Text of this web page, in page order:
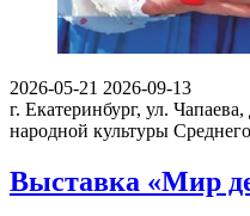
2026-05-21 2026-09-13
г. Екатеринбург, ул. Чапаева,
народной культуры
Выставка «Мир